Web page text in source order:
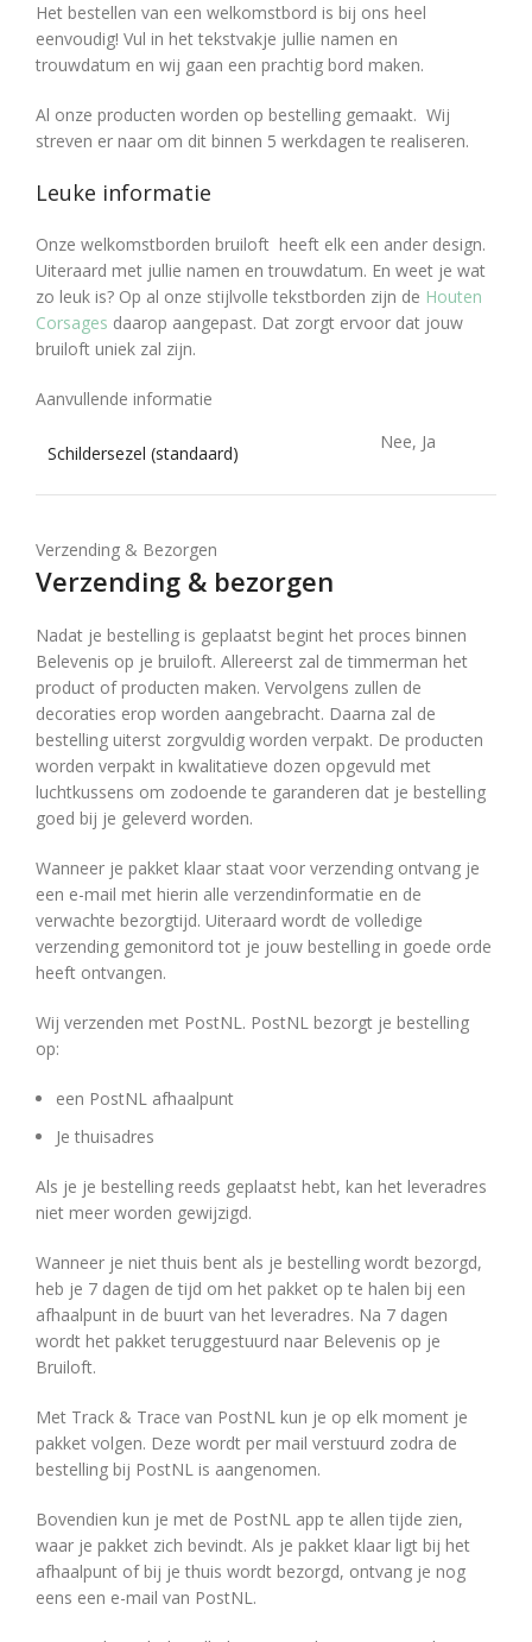
Het bestellen van een welkomstbord is bij ons heel
eenvoudig! Vul in het tekstvakje jullie namen en
trouwdatum en wij gaan een prachtig bord maken.
Al onze producten worden op bestelling gemaakt. Wij
streven er naar om dit binnen 5 werkdagen te realiseren.
Leuke informatie
Onze welkomstborden bruiloft heeft elk een ander design.
Uiteraard met jullie namen en trouwdatum. En weet je wat
zo leuk is? Op al onze stijlvolle tekstborden zijn de Houten
Corsages daarop aangepast. Dat zorgt ervoor dat jouw
bruiloft uniek zal zijn.
Aanvullende informatie
Schildersezel (standaard)
Nee, Ja
Verzending & Bezorgen
Verzending & bezorgen
Nadat je bestelling is geplaatst begint het proces binnen
Belevenis op je bruiloft. Allereerst zal de timmerman het
product of producten maken. Vervolgens zullen de
decoraties erop worden aangebracht. Daarna zal de
bestelling uiterst zorgvuldig worden verpakt. De producten
worden verpakt in kwalitatieve dozen opgevuld met
luchtkussens om zodoende te garanderen dat je bestelling
goed bij je geleverd worden.
Wanneer je pakket klaar staat voor verzending ontvang je
een e-mail met hierin alle verzendinformatie en de
verwachte bezorgtijd. Uiteraard wordt de volledige
verzending gemonitord tot je jouw bestelling in goede orde
heeft ontvangen.
Wij verzenden met PostNL. PostNL bezorgt je bestelling
op:
een PostNL afhaalpunt
Je thuisadres
Als je je bestelling reeds geplaatst hebt, kan het leveradres
niet meer worden gewijzigd.
Wanneer je niet thuis bent als je bestelling wordt bezorgd,
heb je 7 dagen de tijd om het pakket op te halen bij een
afhaalpunt in de buurt van het leveradres. Na 7 dagen
wordt het pakket teruggestuurd naar Belevenis op je
Bruiloft.
Met Track & Trace van PostNL kun je op elk moment je
pakket volgen. Deze wordt per mail verstuurd zodra de
bestelling bij PostNL is aangenomen.
Bovendien kun je met de PostNL app te allen tijde zien,
waar je pakket zich bevindt. Als je pakket klaar ligt bij het
afhaalpunt of bij je thuis wordt bezorgd, ontvang je nog
eens een e-mail van PostNL.